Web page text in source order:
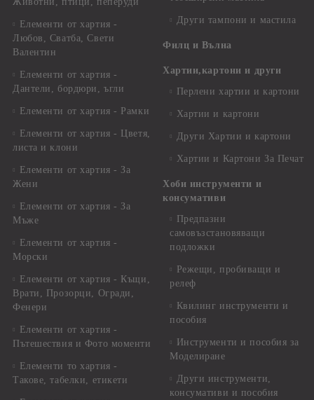
Елементи от хартия -
Любов, Сватба, Свети
Валентин
Елементи от хартия -
Дантели, бордюри, ъгли
Елементи от хартия - Рамки
Елементи от хартия - Цветя,
листа и клони
Елементи от хартия - За
Жени
Елементи от хартия - За
Мъже
Елементи от хартия -
Морски
Елементи от хартия - Къщи,
Врати, Прозорци, Огради,
Фенери
Елементи от хартия -
Пътешествия и Фото моменти
Елементи то хартия -
Такове, табелки, етикети
Други тампони и мастила
Филц и Вълна
Хартии,картони и други
Перлени хартии и картони
Хартии и картони
Други Хартии и картони
Хартии и Картони За Печат
Хоби инструменти и
консумативи
Предпазни
самовъзстановяващи
подложки
Режещи, пробиващи и
релеф
Квилинг инструменти и
пособия
Инструменти и пособия за
Моделиране
Други инструменти,
консумативи и пособия